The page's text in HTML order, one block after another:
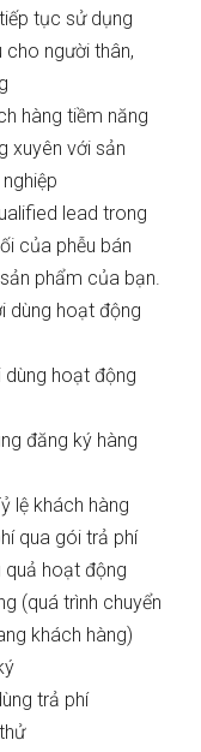
tục sử dụng
cho người thân,
hàng tiềm năng
xuyên với sản
lead trong
của phễu bán
phẩm của bạn.
dùng hoạt động
dùng hoạt động
đăng ký hàng
lệ khách hàng
qua gói trả phí
quả hoạt động
(quá trình chuyển
khách hàng)
trả phí